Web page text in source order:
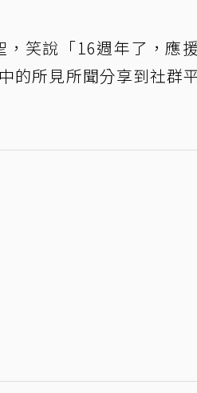
笑說「16週年了，應
的所見所聞分享到社群